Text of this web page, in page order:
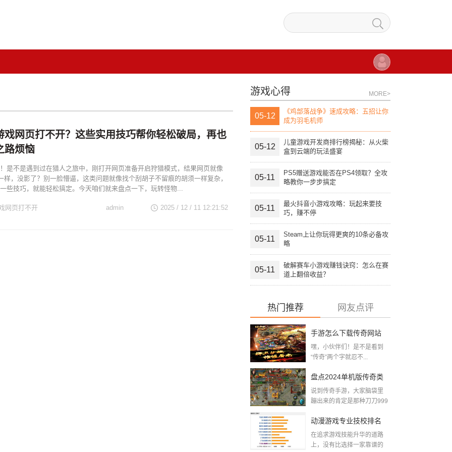
戏网页打不开？这些实用技巧帮你轻松破局，再也
路烦恼
是不是遇到过在猎人之旅中，刚打开网页准备开启狩猎模式，结果网页就像
样，没影了？别一脸懵逼，这类问题就像找个刮胡子不留痕的胡须一样复杂，
些技巧，就能轻松搞定。今天咱们就来盘点一下，玩转怪物...
网页打不开 2025 / 12 / 11 12:21:52
admin
游戏心得 MORE>
05-12
《鸡部落战争》速成攻略：五招让你
成为羽毛机师
05-12
儿童游戏开发商排行榜揭秘：从火柴
盒到云端的玩法盛宴
05-11
PS5赠送游戏能否在PS4领取？全攻
略教你一步步搞定
05-11
最火抖音小游戏攻略：玩起来要技
巧，赚不停
05-11
Steam上让你玩得更爽的10条必备攻
略
05-11
破解赛车小游戏赚钱诀窍：怎么在赛
道上翻倍收益？
热门推荐 网友点评
手游怎么下载传奇网站
游戏？这篇攻略让你秒
嘿，小伙伴们！是不是看到
“传奇”两个字就忍不...
盘点2024单机版传奇类
手游排行榜，怀旧与新
说到传奇手游，大家脑袋里
蹦出来的肯定是那种刀刀999
动漫游戏专业技校排名
新闻发布，带你揭秘游
在追求游戏技能升华的道路
上，没有比选择一家靠谱的